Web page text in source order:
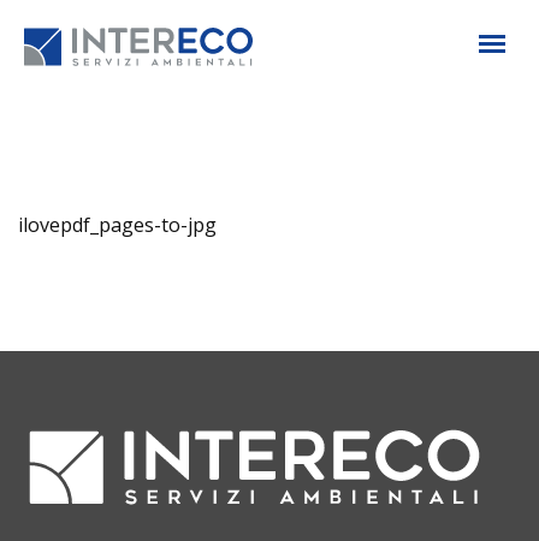
ilovepdf_pages-to-jpg